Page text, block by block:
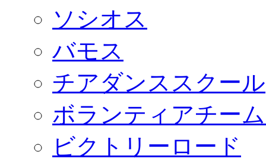
ソシオス
バモス
チアダンススクール
ボランティアチー
ビクトリーロード